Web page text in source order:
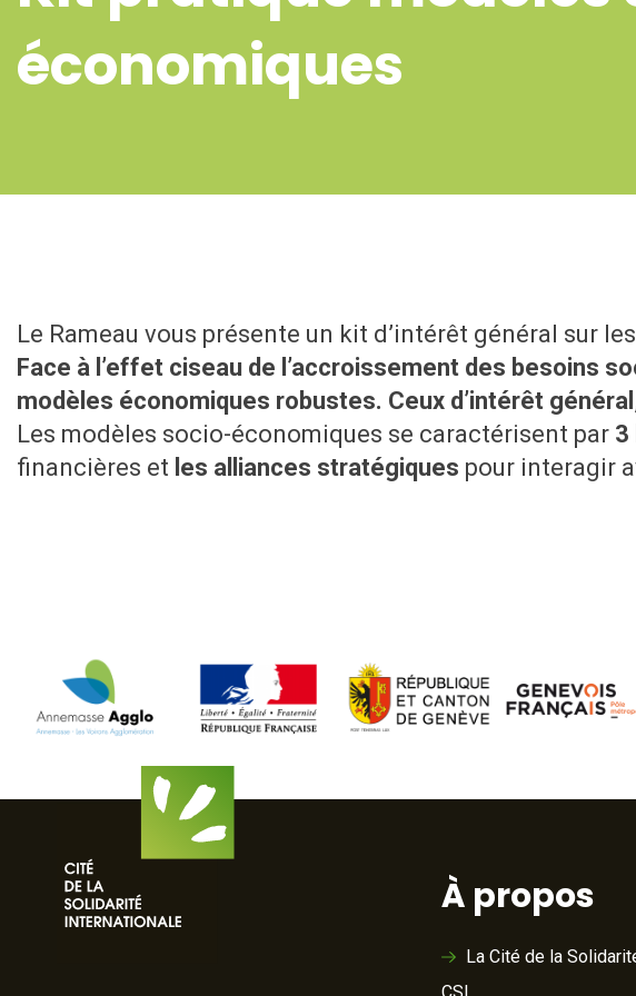
économiques
Le Rameau vous présente un kit d’intérêt général sur
Face à l’effet ciseau de l’accroissement des besoins
modèles économiques robustes. Ceux d’intérêt
Les modèles socio-économiques se caractérisent par 3
financières et les alliances stratégiques pour interagir
À propos
La Cité de la